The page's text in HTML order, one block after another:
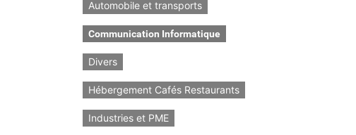
Automobile et transports
Communication Informatique
Divers
Hébergement Cafés Restaurants
Industries et PME